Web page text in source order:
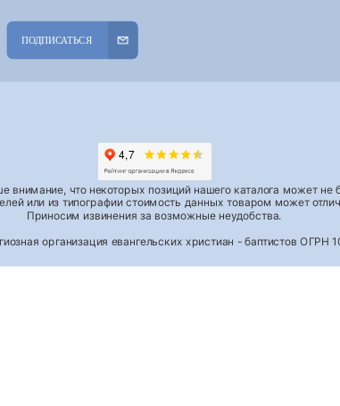
ПОДПИСАТЬСЯ
что некоторых позиций нашего каталога может не
или из типографии стоимость данных товаром может
Приносим извинения за возможные неудобства.
организация евангельских христиан - баптистов